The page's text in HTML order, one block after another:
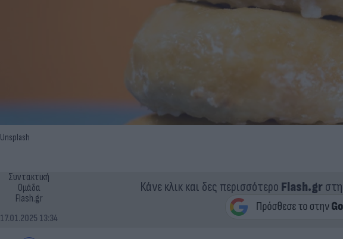
Unsplash
Συντακτική
Ομάδα
Flash.gr
17.01.2025 13:34
Κάνε κλικ και δες περισσότερο Flash.gr